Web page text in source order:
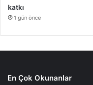
katkı
1 gün önce
En Çok Okunanlar